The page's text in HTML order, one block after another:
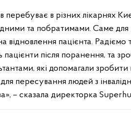
перебуває в різних лікарнях
та побратимами. Саме для
відновлення пацієнта.
після поранення, та
які допомагали
пересування людей з
– сказала директорка